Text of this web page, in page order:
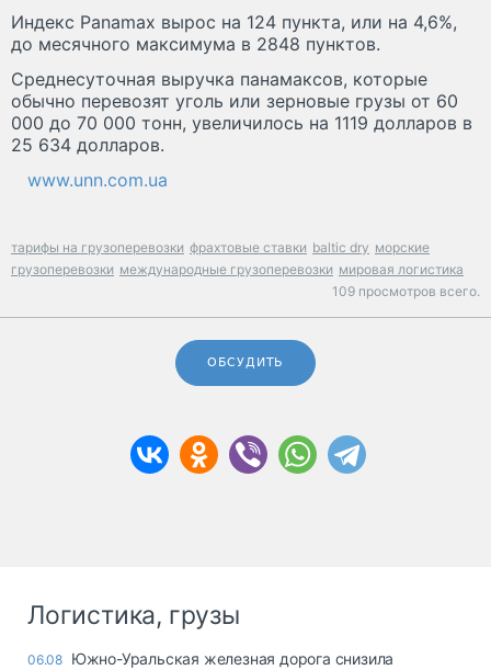
Индекс Panamax вырос на 124 пункта, или на 4,6%,
до месячного максимума в 2848 пунктов.
Среднесуточная выручка панамаксов, которые
обычно перевозят уголь или зерновые грузы от 60
000 до 70 000 тонн, увеличилось на 1119 долларов в
25 634 долларов.
www.unn.com.ua
тарифы на грузоперевозки фрахтовые ставки baltic dry морские
грузоперевозки международные грузоперевозки мировая логистика
109 просмотров всего.
ОБСУДИТЬ
Логистика, грузы
06.08 Южно-Уральская железная дорога снизила